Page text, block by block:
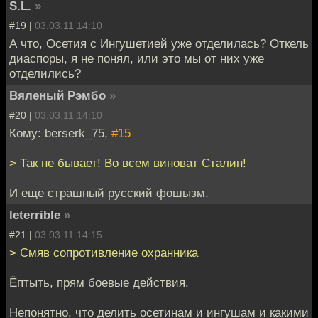
S.L. »
#19 | 03.03.11 14:10
А что, Осетия с Ингушетией уже отделилась? Откель
диаспоры, я не понял, или это мы от них уже
отделились?
Вяленый Рэмбо »
#20 | 03.03.11 14:10
Кому: berserk_75, #15
> Так не бывает! Во всем виноват Сталин!
И еще страшный русский фошызм.
leterrible »
#21 | 03.03.11 14:15
> Смяв сопротивление охранника
Ёптыть, прям боевые действия.
Непонятно, что делить осетинам и ингушам и какими